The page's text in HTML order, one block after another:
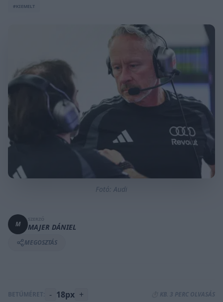
#KIEMELT
Fotó: Audi
M MAJER DÁNIEL
MEGOSZTÁS
BETŰMÉRET: - 18px + ⏱️ KB. 3 PERC OLVASÁS